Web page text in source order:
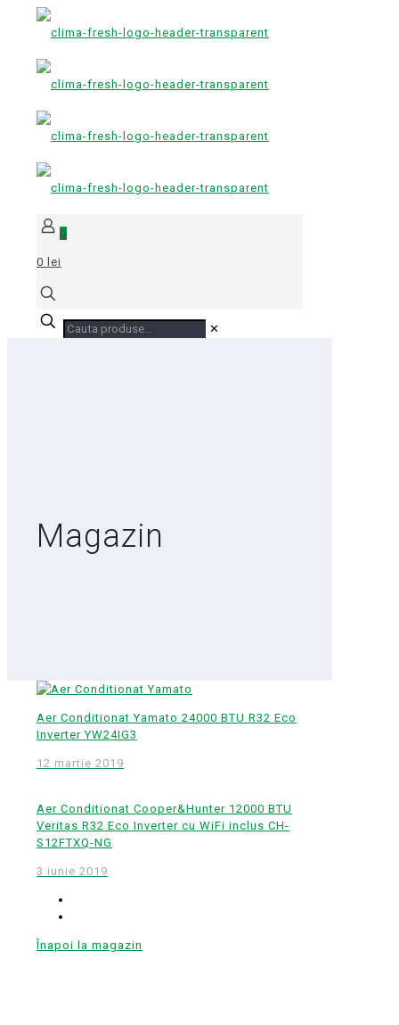
0
0 lei
✕
Magazin
Aer Conditionat Yamato 24000 BTU R32 Eco
Inverter YW24IG3
12 martie 2019
Aer Conditionat Cooper&Hunter 12000 BTU
Veritas R32 Eco Inverter cu WiFi inclus CH-
S12FTXQ-NG
3 iunie 2019
Înapoi la magazin